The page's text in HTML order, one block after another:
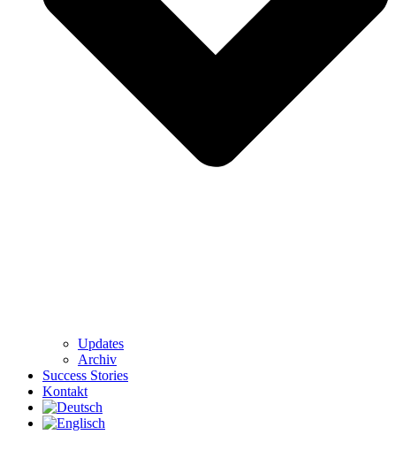
Updates
Archiv
Success Stories
Kontakt